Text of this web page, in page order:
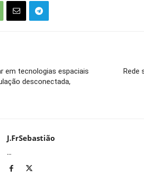
em tecnologias espaciais
desconectada,
Rede
J.FrSebastião
...